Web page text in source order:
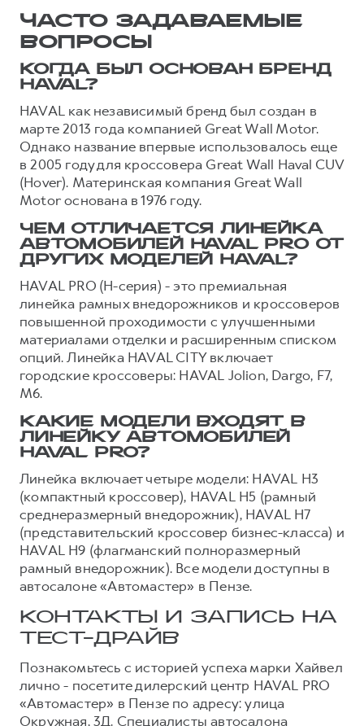
ЧАСТО ЗАДАВАЕМЫЕ
ВОПРОСЫ
КОГДА БЫЛ ОСНОВАН БРЕНД
HAVAL?
HAVAL как независимый бренд был создан в
марте 2013 года компанией Great Wall Motor.
Однако название впервые использовалось еще
в 2005 году для кроссовера Great Wall Haval CUV
(Hover). Материнская компания Great Wall
Motor основана в 1976 году.
ЧЕМ ОТЛИЧАЕТСЯ ЛИНЕЙКА
АВТОМОБИЛЕЙ HAVAL PRO ОТ
ДРУГИХ МОДЕЛЕЙ HAVAL?
HAVAL PRO (H-серия) - это премиальная
линейка рамных внедорожников и кроссоверов
повышенной проходимости с улучшенными
материалами отделки и расширенным списком
опций. Линейка HAVAL CITY включает
городские кроссоверы: HAVAL Jolion, Dargo, F7,
M6.
КАКИЕ МОДЕЛИ ВХОДЯТ В
ЛИНЕЙКУ АВТОМОБИЛЕЙ
HAVAL PRO?
Линейка включает четыре модели: HAVAL H3
(компактный кроссовер), HAVAL H5 (рамный
среднеразмерный внедорожник), HAVAL H7
(представительский кроссовер бизнес-класса) и
HAVAL H9 (флагманский полноразмерный
рамный внедорожник). Все модели доступны в
автосалоне «Автомастер» в Пензе.
КОНТАКТЫ И ЗАПИСЬ НА
ТЕСТ-ДРАЙВ
Познакомьтесь с историей успеха марки Хайвел
лично - посетите дилерский центр HAVAL PRO
«Автомастер» в Пензе по адресу: улица
Окружная, 3Д. Специалисты автосалона